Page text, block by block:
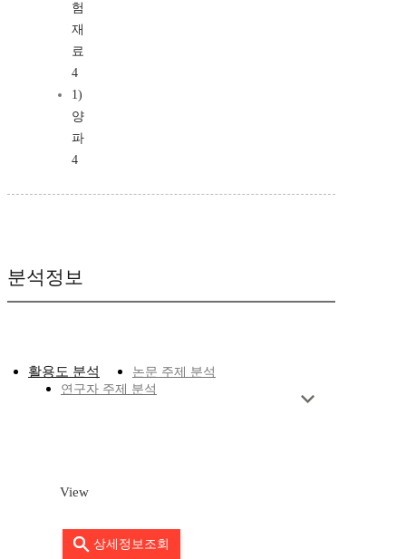
험
재
료
4
1)
양
파
4
분석정보
활용도 분석
논문 주제 분석
연구자 주제 분석
View
상세정보조회